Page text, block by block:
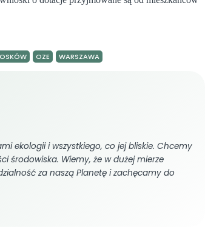
OZE WARSZAWA
ekologii i wszystkiego, co jej bliskie. Chcemy
środowiska. Wiemy, że w dużej mierze
za naszą Planetę i zachęcamy do